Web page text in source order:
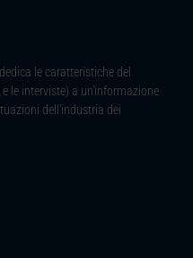
le caratteristiche del
le interviste) a un’informazione
dell’industria dei